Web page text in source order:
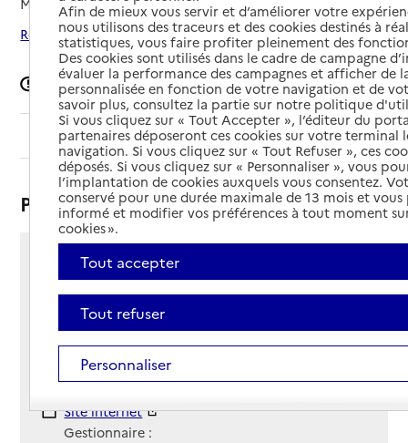
Rechercher les établissements autour de Beauvais
Signaler une erreur
Sommaire
Présentation
92 rue de la Mie au Roy
BP 40 319
60000 - Beauvais
Voir itinéraire
Téléphone :
03 44 11 21 21
Site Internet
Site internet
Gestionnaire :
Afin de mieux vous servir et d’améliorer votre
nous utilisons des traceurs et des cookies destinés à
statistiques, vous faire profiter pleinement des
Des cookies sont utilisés dans le cadre de campagne
évaluer la performance des campagnes et afficher de
personnalisée en fonction de votre navigation et de
savoir plus, consultez la partie sur notre politique
Si vous cliquez sur « Tout Accepter », l’éditeur du
partenaires déposeront ces cookies sur votre terminal
navigation. Si vous cliquez sur « Tout Refuser », ces
déposés. Si vous cliquez sur « Personnaliser », vous
l’implantation de cookies auxquels vous consentez.
conservé pour une durée maximale de 13 mois et
informé et modifier vos préférences à tout moment
cookies ».
Tout accepter
Tout refuser
Personnaliser